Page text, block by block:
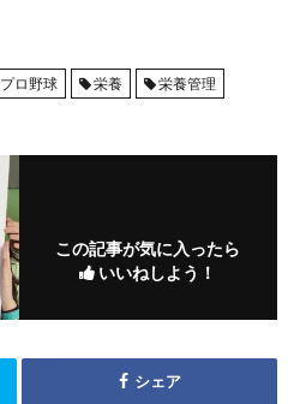
プロ野球 栄養
栄養管理
この記事が気に入ったら
いいねしよう！
シェア